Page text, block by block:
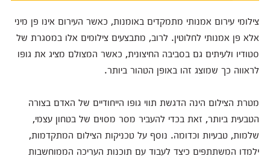
צילומי עירום אמנותי מתמקדים באומנות, כאשר העירום אינו פן מיני
אלא פן אמנותי לחלוטין. לרוב, מתבצעים צילומים אלו במסגרת של
סטודיו ולעיתים גם בסביבה החיצונית, כאשר המצולם מציג את גופו
לראווה כך שמוצג זהו באופן הטהור ביותר.
מטרת הצילום הינה הדגשת תווי גופו הייחודיים של האדם בצורה
הטבעית ביותר, זאת בכדי להעביר מסר מסוים של בטחון עצמי,
שלמות, טבעיות וכדומה. נוסף על טכניקות הצילום המתקדמות,
ילמדו המשתתפים כיצד לעבוד עם תוכנות העריכה הממוחשבות